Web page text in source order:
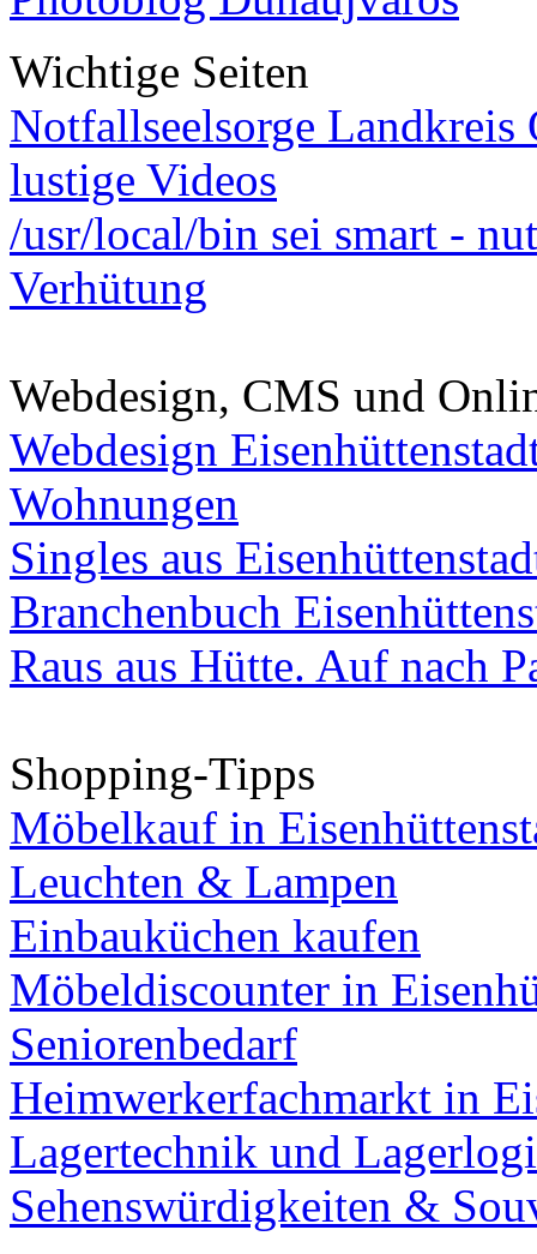
Wichtige Seiten
Notfallseelsorge Landkreis
lustige Videos
/usr/local/bin sei smart -
Verhütung
Webdesign, CMS und
Webdesign
Wohnungen
Singles aus
Branchenbuch
Raus aus Hütte. Auf nach
Shopping-Tipps
Möbelkauf in
Leuchten & Lampen
Einbauküchen kaufen
Möbeldiscounter in
Seniorenbedarf
Heimwerkerfachmarkt in
Lagertechnik und
Sehenswürdigkeiten &